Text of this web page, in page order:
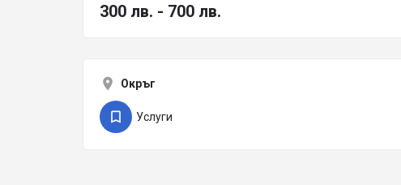
300 лв. - 700 лв.
Окръг
Услуги